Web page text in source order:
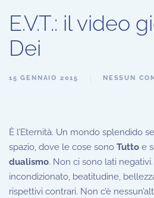
E.V.T.: il video
Dei
15 GENNAIO 2015 NESSUN
È l’Eternità. Un mondo splendido
spazio, dove le cose sono Tutto e
dualismo. Non ci sono lati negativi.
incondizionato, beatitudine,
rispettivi contrari. Non c’è